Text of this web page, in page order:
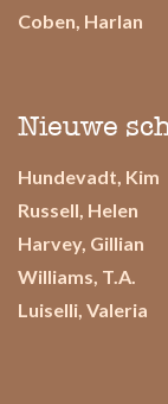
Coben, Harlan
Nieuwe
Hundevadt, Kim
Russell, Helen
Harvey, Gillian
Williams, T.A.
Luiselli, Valeria